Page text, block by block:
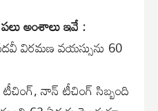
అంశాలు ఇవే :
విరమణ వయస్సును 60
టీచింగ్, నాన్ టీచింగ్ సిబ్బంది